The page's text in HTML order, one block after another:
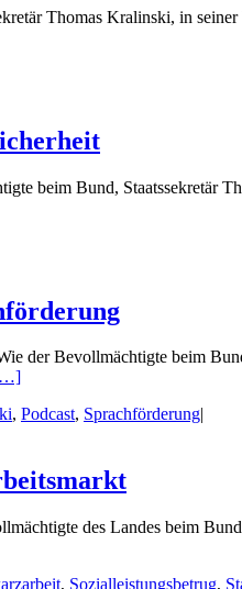
Thomas Kralinski, in
beim Bund, Staatssekretär
der Bevollmächtigte beim
, Podcast, Sprachförderung|
des Landes beim
, Sozialleistungsbetrug,